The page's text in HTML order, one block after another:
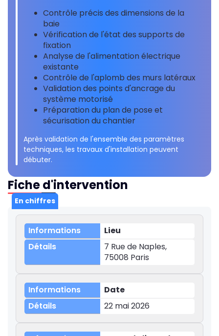
Contrôle précis des dimensions de la
baie
Vérification de l'état des supports de
fixation
Analyse de l'alimentation électrique
existante
Contrôle de l'aplomb des murs latéraux
Validation des points d'ancrage du
système motorisé
Préparation du plan de pose et
sécurisation du chantier
Après validation de l'ensemble des paramètres
techniques, les travaux d'installation peuvent
débuter.
Fiche d'intervention
En chiffres
Lieu
7 Rue de Naples,
75008 Paris
Date
22 mai 2026